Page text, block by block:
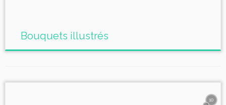
Bouquets illustrés
10